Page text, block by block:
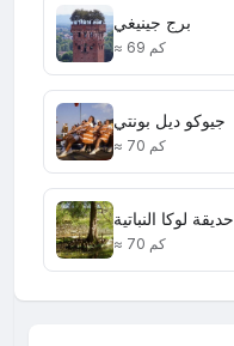
برج جينيغي
≈ 69 كم
جيوكو ديل بونتي
≈ 70 كم
حديقة لوكا النباتية
≈ 70 كم